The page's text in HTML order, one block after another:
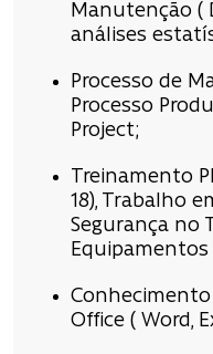
Manutenção (
análises
Processo de
Processo
Project;
Treinamento
18), Trabalho
Segurança no
Equipamentos
Office ( Word,